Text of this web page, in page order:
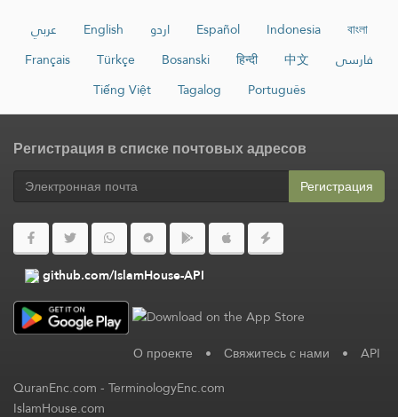
عربي English اردو Español Indonesia
বাংলা
Français
Türkçe Bosanski हिन्दी 中文
فارسی
Tiếng Việt
Tagalog Português
Регистрация в списке почтовых адресов
Регистрация
github.com/IslamHouse-API
О проекте • Свяжитесь с нами • API
QuranEnc.com-TerminologyEnc.com
IslamHouse.com